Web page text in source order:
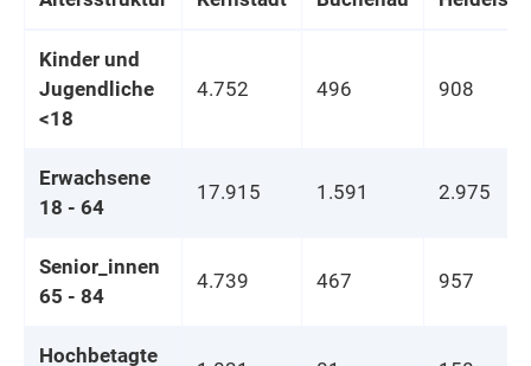
Kinder und
Jugendliche
<18
4.752 496 908
Erwachsene
18 - 64
17.915 1.591 2.975
Senior_innen
65 - 84
4.739 467 957
Hochbetagte